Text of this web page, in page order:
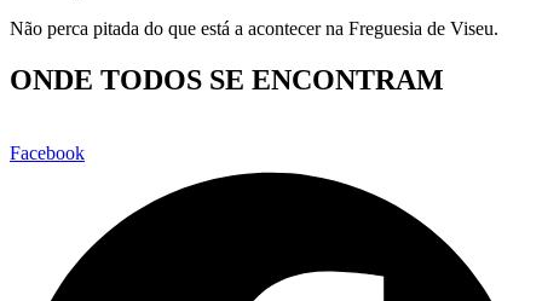
Não perca pitada do que está a acontecer na Freguesia de Viseu.
ONDE TODOS SE ENCONTRAM
Facebook